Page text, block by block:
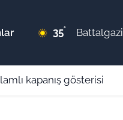
35° Battalgazi
kapanış gösterisi